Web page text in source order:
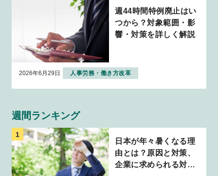
週44時間特例廃止はい
つから？対象範囲・影
響・対策を詳しく解説
2026年6月29日 人事労務・働き方改革
週間ランキング
日本が年々暑くなる理
由とは？原因と対策、
企業に求められる対応